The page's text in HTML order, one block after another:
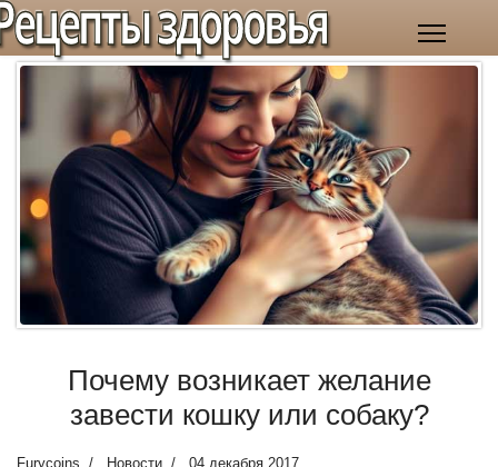
здоровья
Почему возникает желание
завести кошку или собаку?
Furycoins Новости 04 декабря 2017